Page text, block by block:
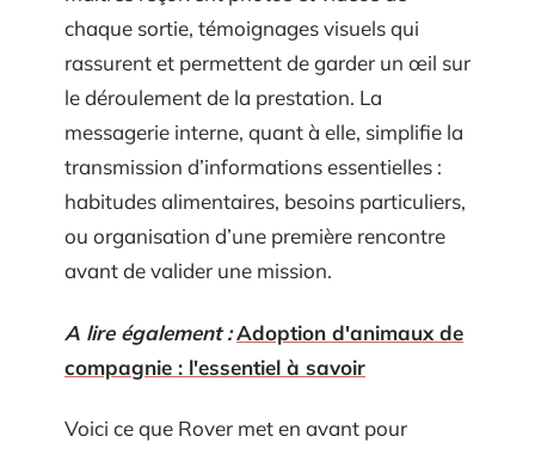
chaque sortie, témoignages visuels qui
rassurent et permettent de garder un œil sur
le déroulement de la prestation. La
messagerie interne, quant à elle, simplifie la
transmission d’informations essentielles :
habitudes alimentaires, besoins particuliers,
ou organisation d’une première rencontre
avant de valider une mission.
A lire également :Adoption d'animaux de
compagnie : l'essentiel à savoir
Voici ce que Rover met en avant pour